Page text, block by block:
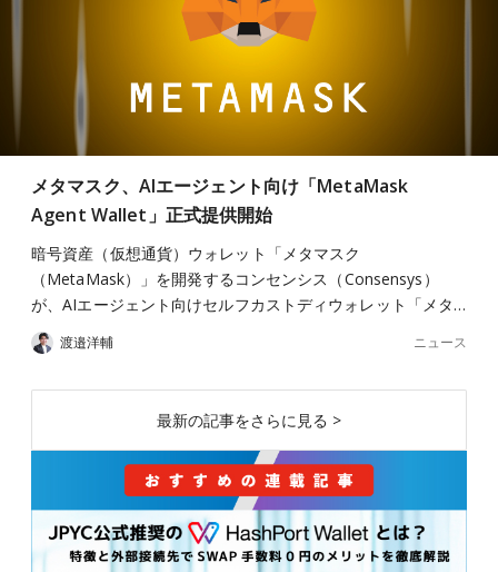
メタマスク、AIエージェント向け「MetaMask
Agent Wallet」正式提供開始
暗号資産（仮想通貨）ウォレット「メタマスク
（MetaMask）」を開発するコンセンシス（Consensys）
が、AIエージェント向けセルフカストディウォレット「メタ…
渡邉洋輔 ニュース
最新の記事をさらに見る >